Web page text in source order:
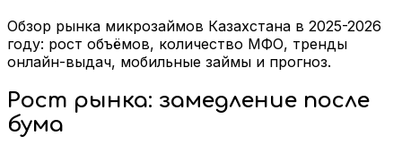
Обзор рынка микрозаймов Казахстана в 2025-2026
году: рост объёмов, количество МФО, тренды
онлайн-выдач, мобильные займы и прогноз.
Рост рынка: замедление после
бума